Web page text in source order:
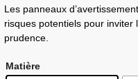
Les panneaux
risques potentiels pour inviter
prudence.
Matière